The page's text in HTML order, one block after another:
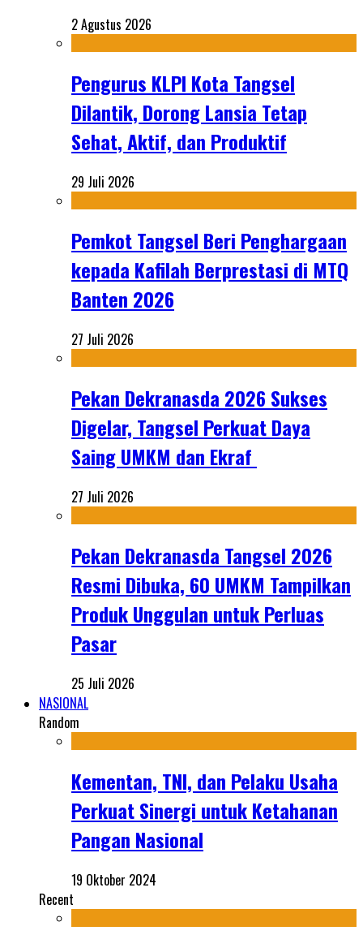
2 Agustus 2026
Pengurus KLPI Kota Tangsel
Dilantik, Dorong Lansia Tetap
Sehat, Aktif, dan Produktif
29 Juli 2026
Pemkot Tangsel Beri Penghargaan
kepada Kafilah Berprestasi di MTQ
Banten 2026
27 Juli 2026
Pekan Dekranasda 2026 Sukses
Digelar, Tangsel Perkuat Daya
Saing UMKM dan Ekraf
27 Juli 2026
Pekan Dekranasda Tangsel 2026
Resmi Dibuka, 60 UMKM Tampilkan
Produk Unggulan untuk Perluas
Pasar
25 Juli 2026
NASIONAL
Random
Kementan, TNI, dan Pelaku Usaha
Perkuat Sinergi untuk Ketahanan
Pangan Nasional
19 Oktober 2024
Recent